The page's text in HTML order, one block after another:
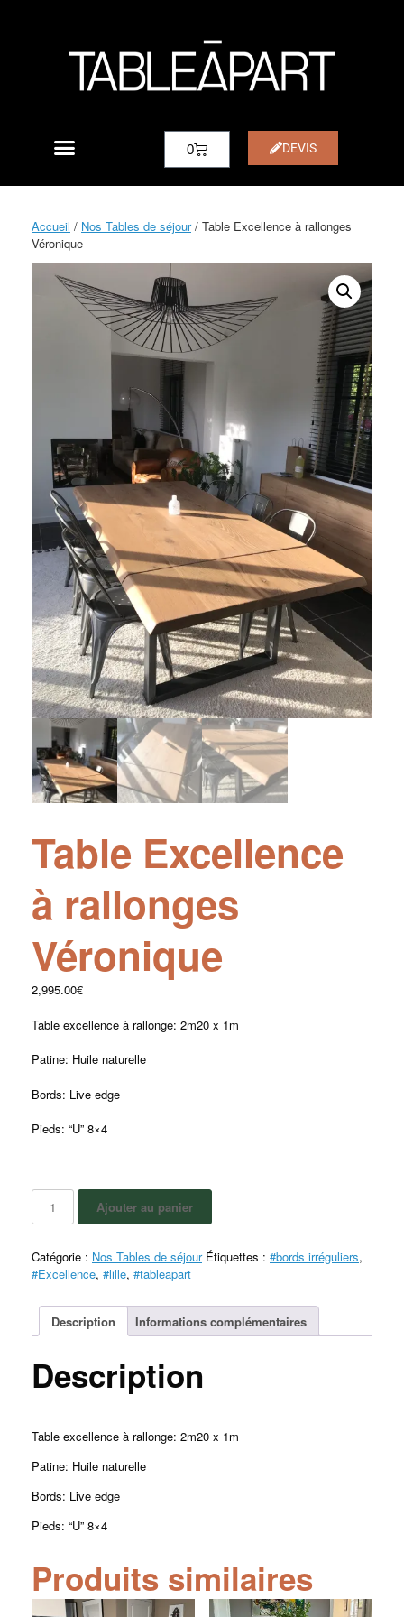
0 DEVIS
Accueil / Nos Tables de séjour/ Table Excellence à rallonges
Véronique
Table Excellence
à rallonges
Véronique
2,995.00€
Table excellence à rallonge: 2m20 x 1m
Patine: Huile naturelle
Bords: Live edge
Pieds: “U” 8×4
Ajouter au panier
Catégorie : Nos Tables de séjour Étiquettes : #bords irréguliers,
#Excellence, #lille, #tableapart
Description Informations complémentaires
Description
Table excellence à rallonge: 2m20 x 1m
Patine: Huile naturelle
Bords: Live edge
Pieds: “U” 8×4
Produits similaires